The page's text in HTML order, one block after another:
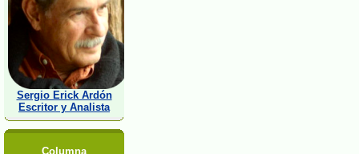
Sergio Erick Ardón
Escritor y Analista
Columna